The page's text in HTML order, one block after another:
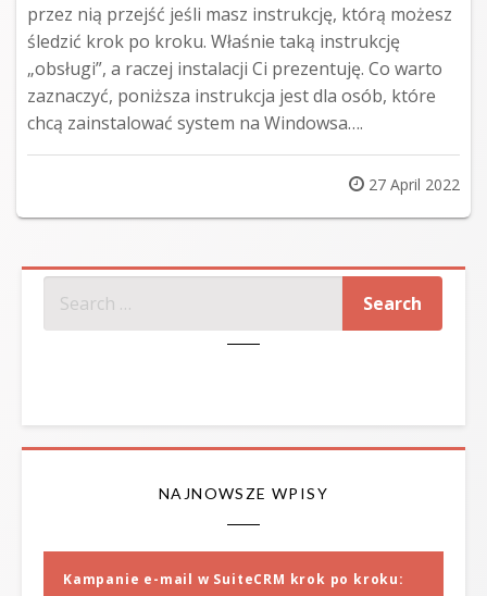
przez nią przejść jeśli masz instrukcję, którą możesz
śledzić krok po kroku. Właśnie taką instrukcję
„obsługi”, a raczej instalacji Ci prezentuję. Co warto
zaznaczyć, poniższa instrukcja jest dla osób, które
chcą zainstalować system na Windowsa….
Posted
on
27 April 2022
NAJNOWSZE WPISY
Kampanie e-mail w SuiteCRM krok po kroku: